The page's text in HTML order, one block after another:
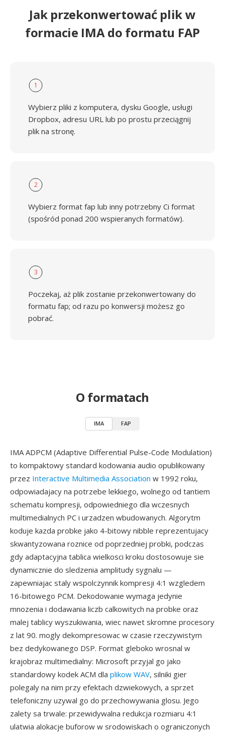
Jak przekonwertować plik w
formacie IMA do formatu FAP
1
Wybierz pliki z komputera, dysku Google, usługi
Dropbox, adresu URL lub po prostu przeciągnij
plik na stronę.
2
Wybierz format fap lub inny potrzebny Ci format
(spośród ponad 200 wspieranych formatów).
3
Poczekaj, aż plik zostanie przekonwertowany do
formatu fap; od razu po konwersji możesz go
pobrać.
O formatach
IMA FAP
IMA ADPCM (Adaptive Differential Pulse-Code Modulation)
to kompaktowy standard kodowania audio opublikowany
przez Interactive Multimedia Association w 1992 roku,
odpowiadajacy na potrzebe lekkiego, wolnego od tantiem
schematu kompresji, odpowiedniego dla wczesnych
multimedialnych PC i urzadzen wbudowanych. Algorytm
koduje kazda probke jako 4-bitowy nibble reprezentujacy
skwantyzowana roznice od poprzedniej probki, podczas
gdy adaptacyjna tablica wielkosci kroku dostosowuje sie
dynamicznie do sledzenia amplitudy sygnalu —
zapewniajac staly wspolczynnik kompresji 4:1 wzgledem
16-bitowego PCM. Dekodowanie wymaga jedynie
mnozenia i dodawania liczb calkowitych na probke oraz
malej tablicy wyszukiwania, wiec nawet skromne procesory
z lat 90. mogly dekompresowac w czasie rzeczywistym
bez dedykowanego DSP. Format gleboko wrosnal w
krajobraz multimedialny: Microsoft przyjal go jako
standardowy kodek ACM dla plikow WAV, silniki gier
polegaly na nim przy efektach dzwiekowych, a sprzet
telefoniczny uzywal go do przechowywania glosu. Jego
zalety sa trwale: przewidywalna redukcja rozmiaru 4:1
ulatwia alokacje buforow w srodowiskach o ograniczonych